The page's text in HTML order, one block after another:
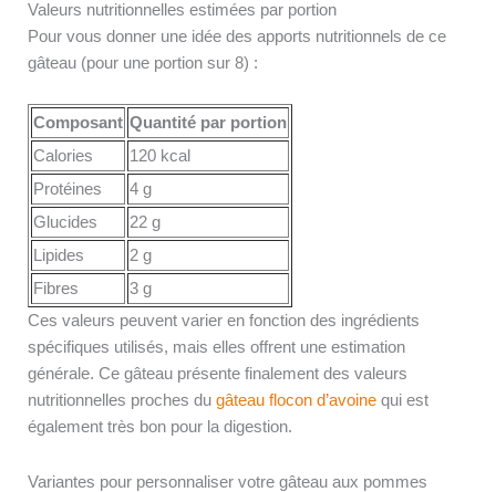
Valeurs nutritionnelles estimées par portion
Pour vous donner une idée des apports nutritionnels de ce
gâteau (pour une portion sur 8) :
Composant Quantité par portion
Calories
120 kcal
Protéines
4 g
Glucides
22 g
Lipides
2 g
Fibres
3 g
Ces valeurs peuvent varier en fonction des ingrédients
spécifiques utilisés, mais elles offrent une estimation
générale. Ce gâteau présente finalement des valeurs
nutritionnelles proches du gâteau flocon d’avoine qui est
également très bon pour la digestion.
Variantes pour personnaliser votre gâteau aux pommes